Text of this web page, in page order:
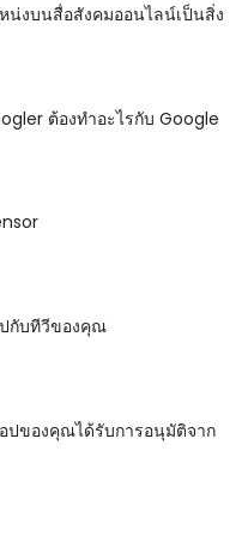
น่งบนสื่อสังคมออนไลน์เป็นสิ่ง
ต้องทำอะไรกับ Google
กับทีวีของคุณ
ปของคุณได้รับการอนุมัติจาก